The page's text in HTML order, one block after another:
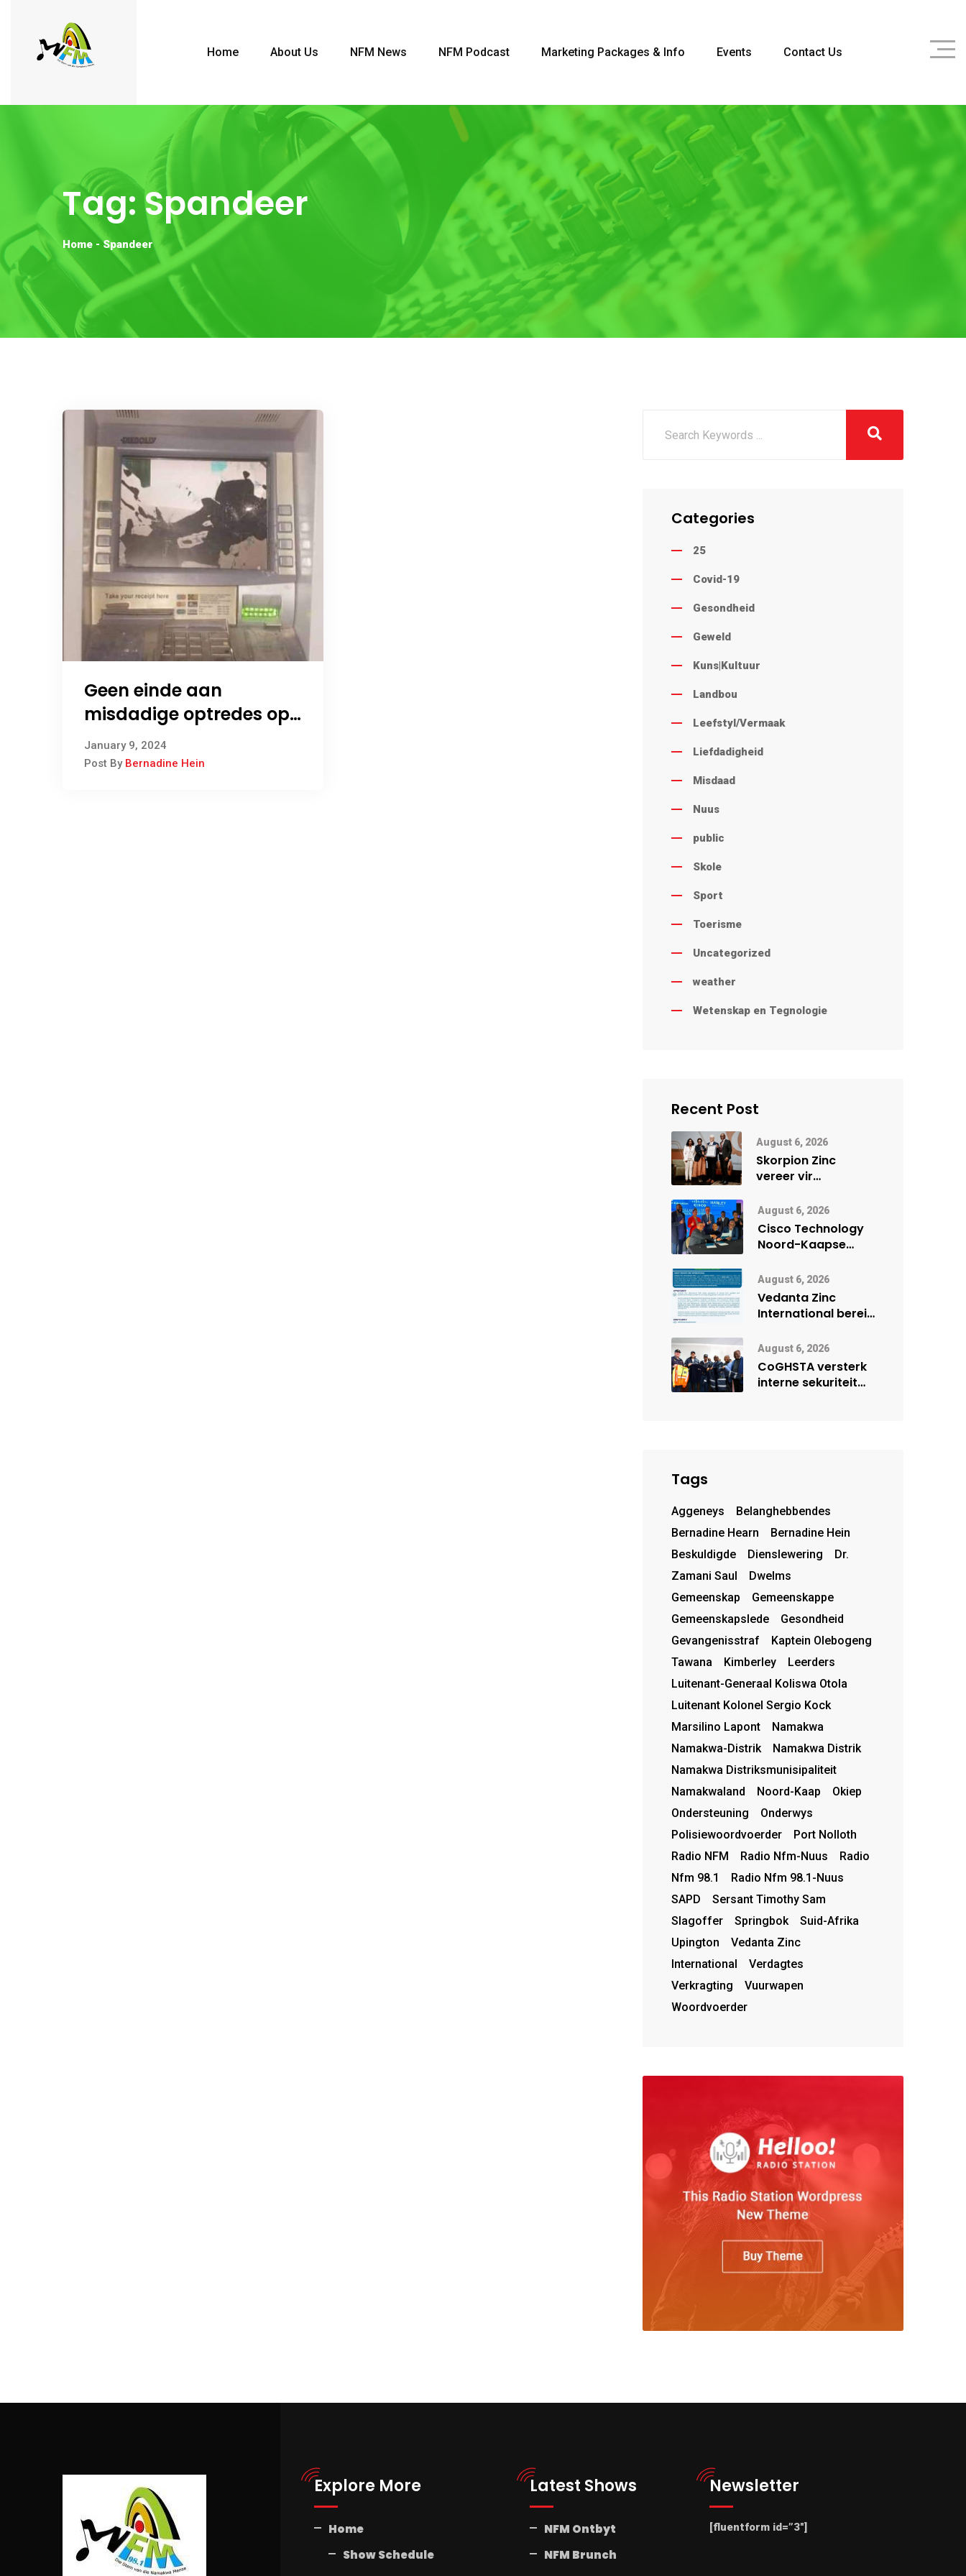
Home About Us NFM News NFM Podcast Marketing Packages & Info Events Contact Us
Tag:Spandeer
Home -Spandeer
Geen einde aan
misdadige optredes op
Steinkopf
January 9, 2024
Post By Bernadine Hein
Categories
25
Covid-19
Gesondheid
Geweld
Kuns|Kultuur
Landbou
Leefstyl/Vermaak
Liefdadigheid
Misdaad
Nuus
public
Skole
Sport
Toerisme
Uncategorized
weather
Wetenskap en Tegnologie
Recent Post
August 6, 2026
Skorpion Zinc
vereer vir
veiligheidsprestasie
by Namibië Mynbou
Ekspo
August 6, 2026
Cisco Technology
Noord-Kaapse
digitale toekoms
deur Cisco-
vennootskap
August 6, 2026
Vedanta Zinc
International berei
vir moontlike
herbegin
August 6, 2026
CoGHSTA versterk
interne sekuriteit
Tags
Aggeneys
Belanghebbendes
Bernadine Hearn
Bernadine Hein
Beskuldigde
Dienslewering
Dr.
Zamani Saul
Dwelms
Gemeenskap
Gemeenskappe
Gemeenskapslede
Gesondheid
Gevangenisstraf
Kaptein Olebogeng
Tawana
Kimberley
Leerders
Luitenant-Generaal Koliswa Otola
Luitenant Kolonel Sergio Kock
Marsilino Lapont
Namakwa
Namakwa-Distrik
Namakwa Distrik
Namakwa Distriksmunisipaliteit
Namakwaland
Noord-Kaap
Okiep
Ondersteuning
Onderwys
Polisiewoordvoerder
Port Nolloth
Radio NFM
Radio Nfm-Nuus
Radio
Nfm 98.1
Radio Nfm 98.1-Nuus
SAPD
Sersant Timothy Sam
Slagoffer
Springbok
Suid-Afrika
Upington
Vedanta Zinc
International
Verdagtes
Verkragting
Vuurwapen
Woordvoerder
Explore More
Home
Show Schedule
Latest Shows
NFM Ontbyt
NFM Brunch
Newsletter
[fluentform id=”3″]